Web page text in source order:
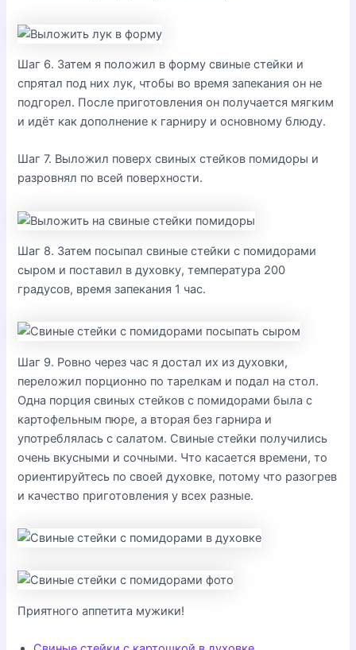
Шаг 6. Затем я положил в форму свиные стейки и
спрятал под них лук, чтобы во время запекания он не
подгорел. После приготовления он получается мягким
и идёт как дополнение к гарниру и основному блюду.
Шаг 7. Выложил поверх свиных стейков помидоры и
разровнял по всей поверхности.
Шаг 8. Затем посыпал свиные стейки с помидорами
сыром и поставил в духовку, температура 200
градусов, время запекания 1 час.
Шаг 9. Ровно через час я достал их из духовки,
переложил порционно по тарелкам и подал на стол.
Одна порция свиных стейков с помидорами была с
картофельным пюре, а вторая без гарнира и
употреблялась с салатом. Свиные стейки получились
очень вкусными и сочными. Что касается времени, то
ориентируйтесь по своей духовке, потому что разогрев
и качество приготовления у всех разные.
Приятного аппетита мужики!